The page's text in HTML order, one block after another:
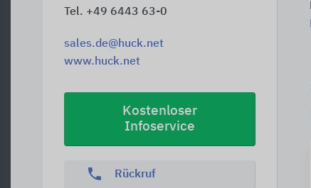
Tel. +49 6443 63-0
sales.de@huck.net
www.huck.net
Kostenloser
Infoservice
phone Rückruf